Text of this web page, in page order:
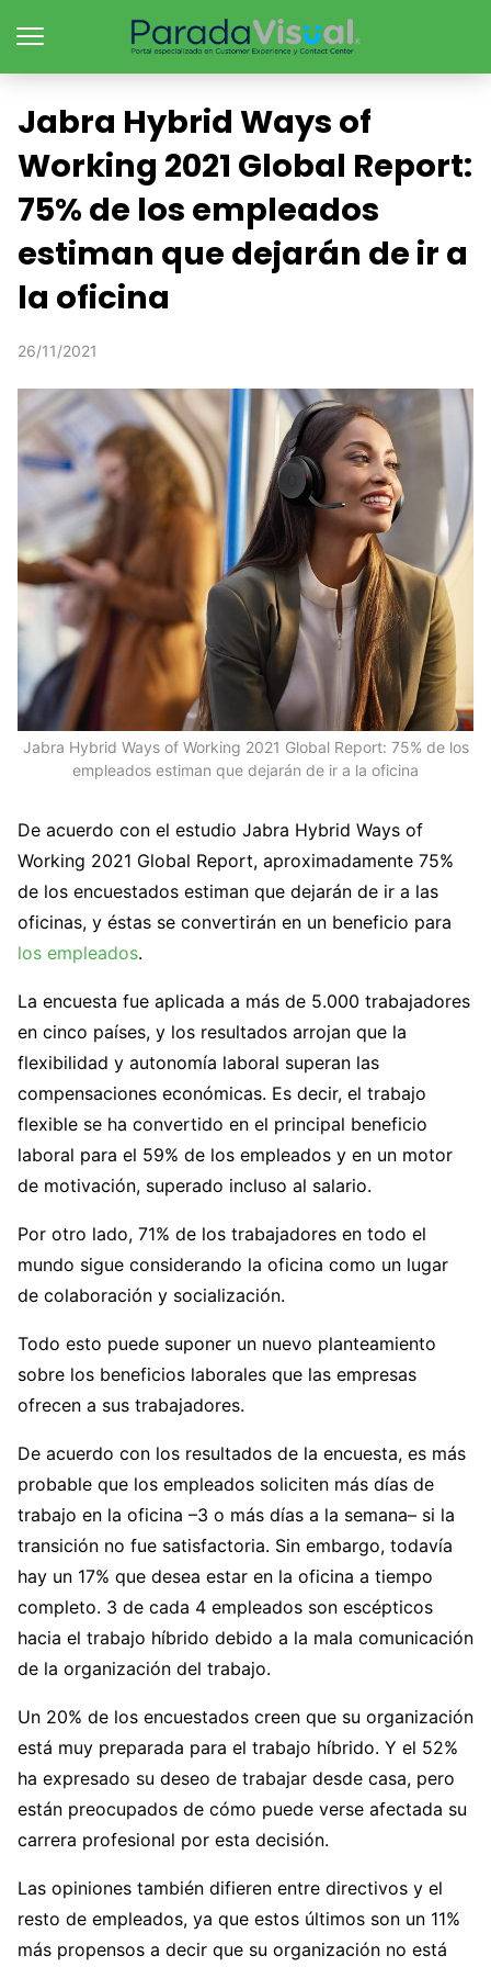
Jabra Hybrid Ways of
Working 2021 Global Report:
75% de los empleados
estiman que dejarán de ir a
la oficina
26/11/2021
Jabra Hybrid Ways of Working 2021 Global Report: 75% de los
empleados estiman que dejarán de ir a la oficina
De acuerdo con el estudio Jabra Hybrid Ways of
Working 2021 Global Report, aproximadamente 75%
de los encuestados estiman que dejarán de ir a las
oficinas, y éstas se convertirán en un beneficio para
los empleados.
La encuesta fue aplicada a más de 5.000 trabajadores
en cinco países, y los resultados arrojan que la
flexibilidad y autonomía laboral superan las
compensaciones económicas. Es decir, el trabajo
flexible se ha convertido en el principal beneficio
laboral para el 59% de los empleados y en un motor
de motivación, superado incluso al salario.
Por otro lado, 71% de los trabajadores en todo el
mundo sigue considerando la oficina como un lugar
de colaboración y socialización.
Todo esto puede suponer un nuevo planteamiento
sobre los beneficios laborales que las empresas
ofrecen a sus trabajadores.
De acuerdo con los resultados de la encuesta, es más
probable que los empleados soliciten más días de
trabajo en la oficina –3 o más días a la semana– si la
transición no fue satisfactoria. Sin embargo, todavía
hay un 17% que desea estar en la oficina a tiempo
completo. 3 de cada 4 empleados son escépticos
hacia el trabajo híbrido debido a la mala comunicación
de la organización del trabajo.
Un 20% de los encuestados creen que su organización
está muy preparada para el trabajo híbrido. Y el 52%
ha expresado su deseo de trabajar desde casa, pero
están preocupados de cómo puede verse afectada su
carrera profesional por esta decisión.
Las opiniones también difieren entre directivos y el
resto de empleados, ya que estos últimos son un 11%
más propensos a decir que su organización no está